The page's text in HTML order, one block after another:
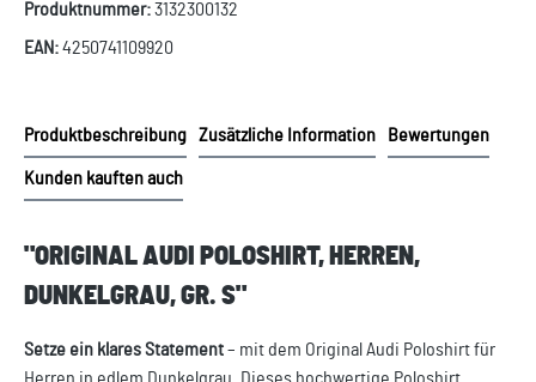
Produktnummer:3132300132
EAN:4250741109920
Produktbeschreibung Zusätzliche Information Bewertungen
Kunden kauften auch
"ORIGINAL AUDI POLOSHIRT, HERREN,
DUNKELGRAU, GR. S"
Setze ein klares Statement– mit dem Original Audi Poloshirt für